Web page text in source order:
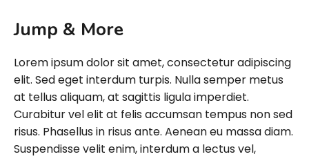
Jump & More
Lorem ipsum dolor sit amet, consectetur adipiscing
elit. Sed eget interdum turpis. Nulla semper metus
at tellus aliquam, at sagittis ligula imperdiet.
Curabitur vel elit at felis accumsan tempus non sed
risus. Phasellus in risus ante. Aenean eu massa diam.
Suspendisse velit enim, interdum a lectus vel,